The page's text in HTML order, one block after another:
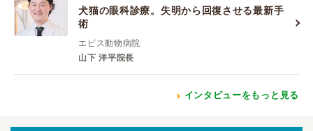
犬猫の眼科診療。失明から回復させる最新手
術
エビス動物病院
山下 洋平院長
インタビューをもっと見る